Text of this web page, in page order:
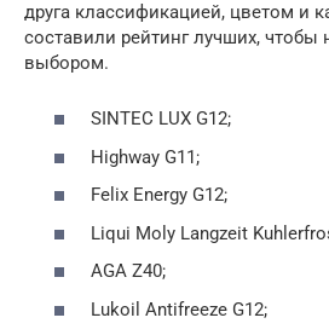
друга классификацией, цветом и
составили рейтинг лучших, чтобы
выбором.
SINTEC LUX G12;
Highway G11;
Felix Energy G12;
Liqui Moly Langzeit
AGA Z40;
Lukoil Antifreeze G12;